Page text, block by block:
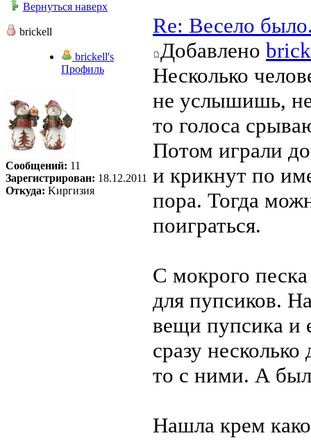
Вернуться наверх
brickell
brickell's
Профиль
Сообщений: 11
Зарегистрирован: 18.12.2011
Откуда: Kиргизия
Re: Весело
Добавлено
Несколько
не услышишь,
то голоса
Потом играли
и крикнут по
пора. Тогда
поиграться.
С мокрого
для пупсиков.
вещи пупсика и
сразу
то с ними. А
Нашла крем